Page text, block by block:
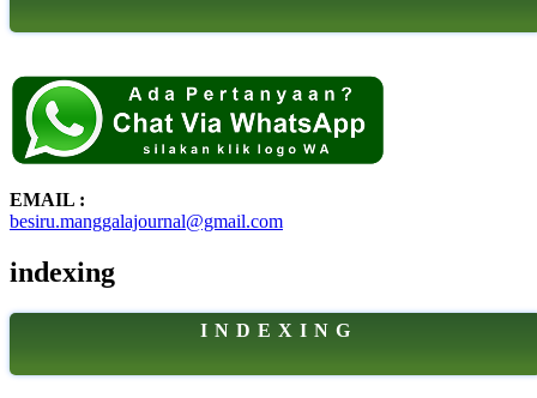
EMAIL :
besiru.manggalajournal@gmail.com
indexing
I N D E X I N G